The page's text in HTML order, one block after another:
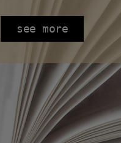
see more